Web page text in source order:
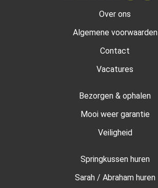
Over ons
Algemene voorwaarden
Contact
Vacatures
Bezorgen & ophalen
Mooi weer garantie
Veiligheid
Springkussen huren
Sarah / Abraham huren